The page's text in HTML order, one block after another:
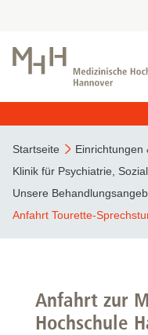
Startseite Einrichtungen
Klinik für Psychiatrie,
Unsere
Anfahrt Tourette-
Anfahrt zur
Hochschule